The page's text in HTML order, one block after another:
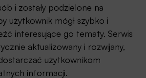
i zostały podzielone na
użytkownik mógł szybko i
interesujące go tematy. Serwis
aktualizowany i rozwijany,
użytkownikom
informacji.